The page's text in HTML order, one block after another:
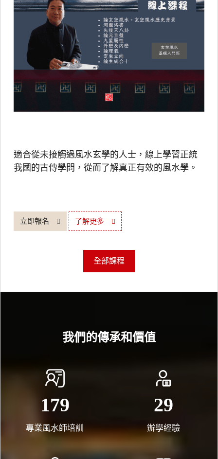
適合從未接觸過風水玄學的人士，線上學習正統
我國的古傳學問，從而了解真正有效的風水學。
立即報名 了解更多
全部課程
我們的傳承和價值
200
專業風水師培訓
33
辦學經驗